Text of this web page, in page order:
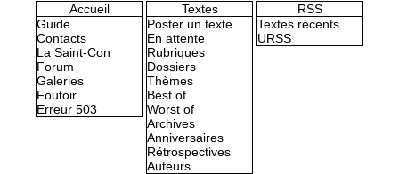
Accueil
Guide
Contacts
La Saint-Con
Forum
Galeries
Foutoir
Erreur 503
Textes
Poster un texte
En attente
Rubriques
Dossiers
Thèmes
Best of
Worst of
Archives
Anniversaires
Rétrospectives
Auteurs
RSS
Textes récents
URSS